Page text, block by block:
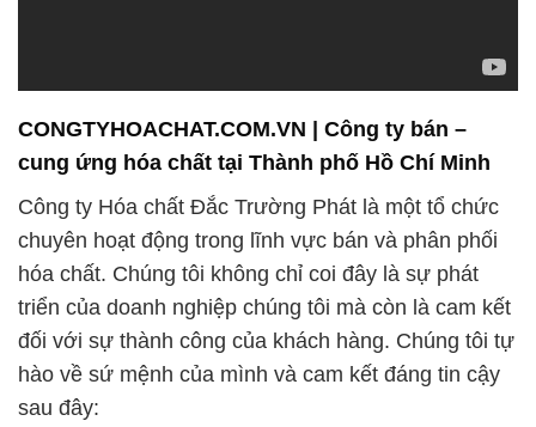
CONGTYHOACHAT.COM.VN | Công ty bán –
cung ứng hóa chất tại Thành phố Hồ Chí Minh
Công ty Hóa chất Đắc Trường Phát là một tổ chức
chuyên hoạt động trong lĩnh vực bán và phân phối
hóa chất. Chúng tôi không chỉ coi đây là sự phát
triển của doanh nghiệp chúng tôi mà còn là cam kết
đối với sự thành công của khách hàng. Chúng tôi tự
hào về sứ mệnh của mình và cam kết đáng tin cậy
sau đây: